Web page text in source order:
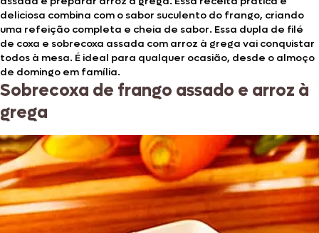
deliciosa combina com o sabor suculento do frango, criando
uma refeição completa e cheia de sabor. Essa dupla de filé
de coxa e sobrecoxa assada com arroz à grega vai conquistar
todos à mesa. É ideal para qualquer ocasião, desde o almoço
de domingo em família.
Sobrecoxa de frango assado e arroz à
grega